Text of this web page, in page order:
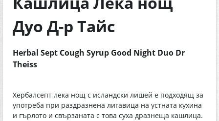
Дуо Д-р Тайс
Herbal Sept Cough Syrup Good Night Duo Dr
Theiss
Хербалсепт лека нощ с исландски лишей е подходящ за
употреба при раздразнена лигавица на устната кухина
и гърлото и свързаната с това суха дразнеща кашлица.